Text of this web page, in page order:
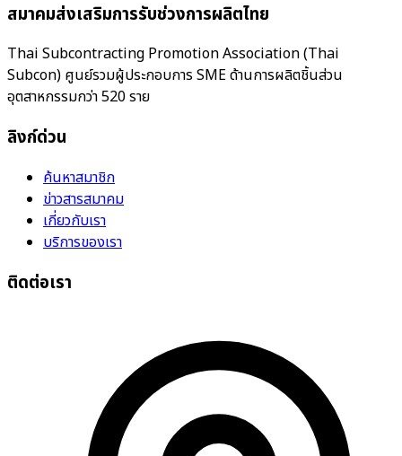
สมาคมส่งเสริมการรับช่วงการผลิตไทย
Thai Subcontracting Promotion Association (Thai
Subcon) ศูนย์รวมผู้ประกอบการ SME ด้านการผลิตชิ้นส่วน
อุตสาหกรรมกว่า 520 ราย
ลิงก์ด่วน
ค้นหาสมาชิก
ข่าวสารสมาคม
เกี่ยวกับเรา
บริการของเรา
ติดต่อเรา